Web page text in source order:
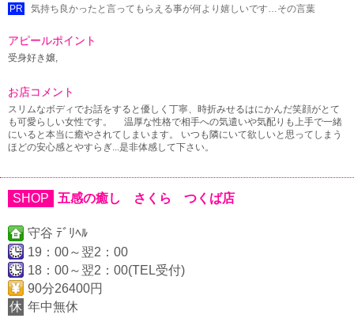
PR
気持ち良かったと言ってもらえる事が何より嬉しいです…その言葉
アピールポイント
受身好き嬢,
お店コメント
スリムなボディでお話をすると優しく丁寧、時折みせるはにかんだ笑顔がとて
も可愛らしい女性です。 温厚な性格で相手への気遣いや気配りも上手で一緒
にいると本当に癒やされてしまいます。 いつも隣にいて欲しいと思ってしまう
ほどの安心感とやすらぎ...是非体感して下さい。
SHOP 五感の癒し さくら つくば店
守谷 ﾃﾞﾘﾍﾙ
19：00～翌2：00
18：00～翌2：00(TEL受付)
90分26400円
休 年中無休